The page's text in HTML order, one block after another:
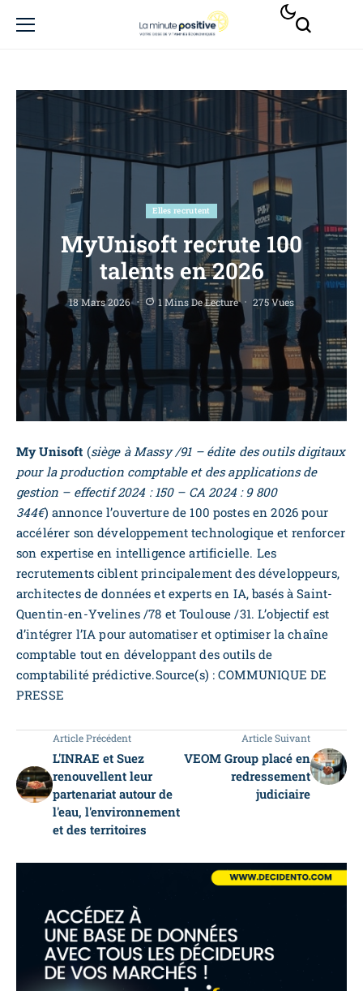
Elles recrutent
MyUnisoft recrute 100
talents en 2026
18 Mars 2026 1 Mins De Lecture 275 Vues
My Unisoft (siège à Massy /91 – édite des outils digitaux
pour la production comptable et des applications de
gestion – effectif 2024 : 150 – CA 2024 : 9 800
344€) annonce l’ouverture de 100 postes en 2026 pour
accélérer son développement technologique et renforcer
son expertise en intelligence artificielle. Les
recrutements ciblent principalement des développeurs,
architectes de données et experts en IA, basés à Saint-
Quentin-en-Yvelines /78 et Toulouse /31. L’objectif est
d’intégrer l’IA pour automatiser et optimiser la chaîne
comptable tout en développant des outils de
comptabilité prédictive.Source(s) : COMMUNIQUE DE
PRESSE
Article Précédent
L'INRAE et Suez
renouvellent leur
partenariat autour de
l'eau, l'environnement
et des territoires
Article Suivant
VEOM Group placé en
redressement
judiciaire